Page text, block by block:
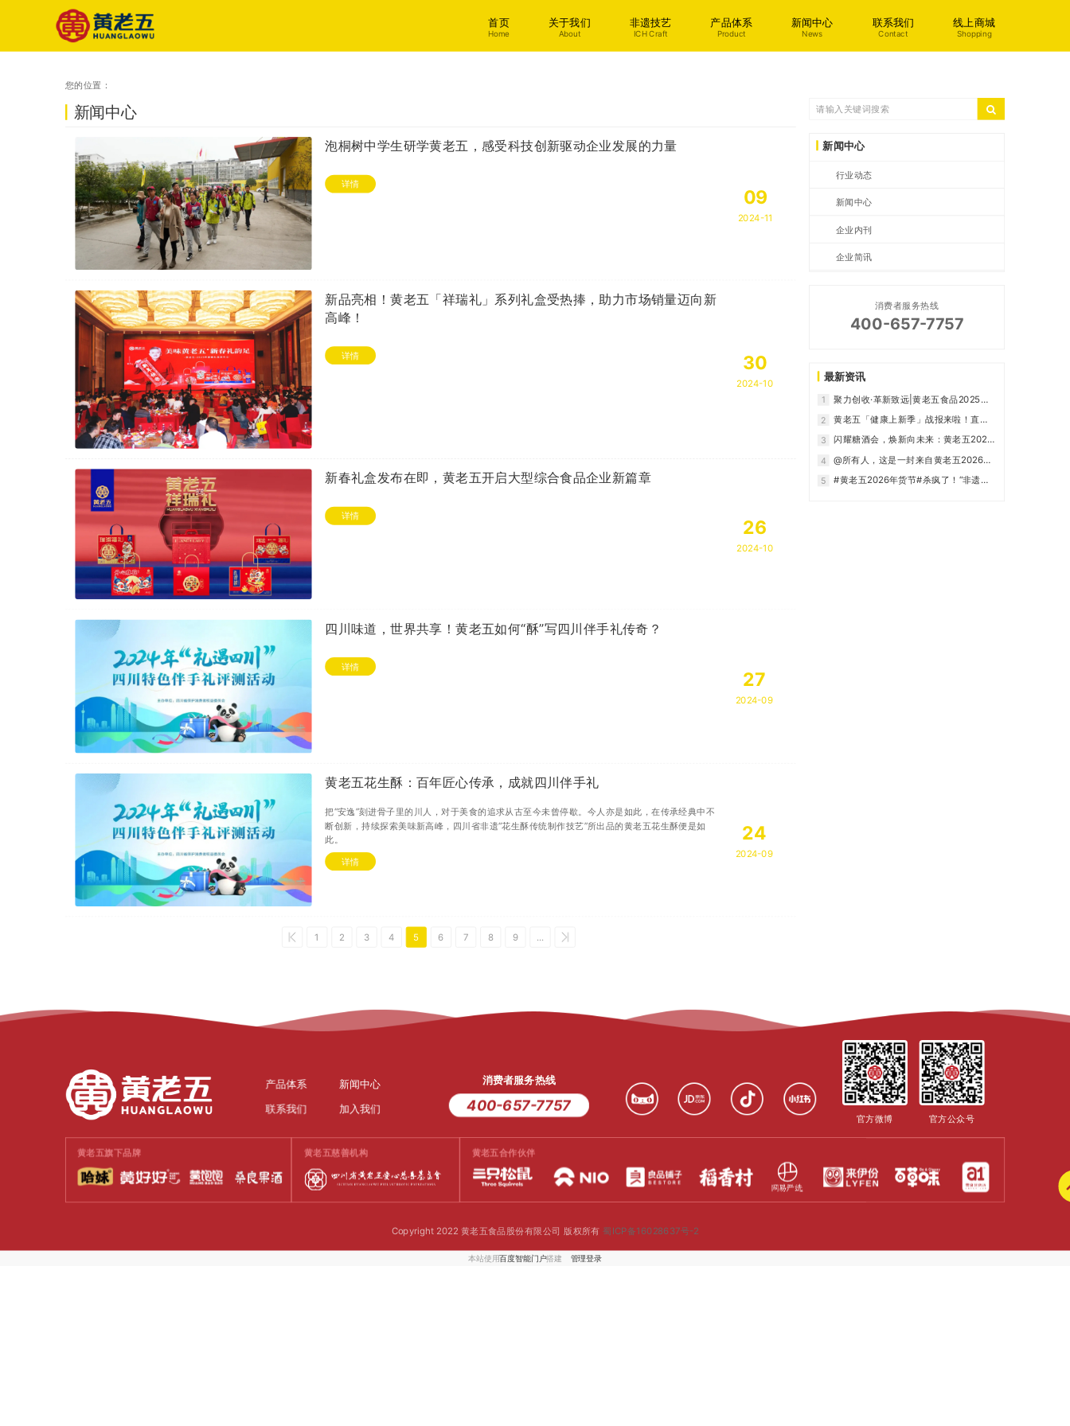
首页
Home
关于我们
About
非遗技艺
ICH Craft
产品体系
Product
新闻中心
News
联系我们
Contact
线上商城
Shopping
您的位置：
新闻中心
泡桐树中学生研学黄老五，感受科技创新驱动企业发展的力量
详情
09
2024-11
新品亮相！黄老五「祥瑞礼」系列礼盒受热捧，助力市场销量迈向新
高峰！
详情 30
2024-10
新春礼盒发布在即，黄老五开启大型综合食品企业新篇章
详情
26
2024-10
四川味道，世界共享！黄老五如何“酥”写四川伴手礼传奇？
详情
27
2024-09
黄老五花生酥：百年匠心传承，成就四川伴手礼
把“安逸”刻进骨子里的川人，对于美食的追求从古至今未曾停歇。今人亦是如此，在传承经典中不
断创新，持续探索美味新高峰，四川省非遗“花生酥传统制作技艺”所出品的黄老五花生酥便是如
此。
详情
24
2024-09
1 2 3 4 5 6 7 8 9 ...
新闻中心
行业动态
新闻中心
企业内刊
企业简讯
消费者服务热线
400-657-7757
最新资讯
1
聚力创收·革新致远|黄老五食品2025年
2
黄老五「健康上新季」战报来啦！直播
3
闪耀糖酒会，焕新向未来：黄老五2026
4
@所有人，这是一封来自黄老五2026成
5 #黄老五2026年货节#杀疯了！“非遗年
产品体系
联系我们
加入我们
新闻中心 消费者服务热线
400-657-7757
黄老五合作伙伴
黄老五旗下品牌 黄老五慈善机构
Copyright 2022 黄老五食品股份有限公司 版权所有蜀ICP备16028637号-2
官方微博 官方公众号
本站使用百度智能门户搭建 管理登录